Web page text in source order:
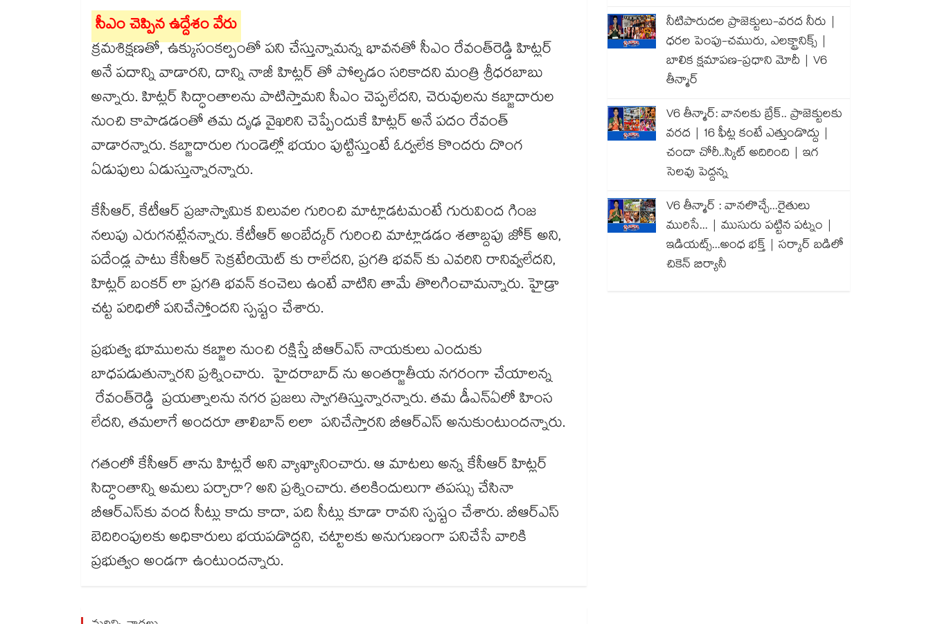
సీఎం చెప్పిన ఉద్దేశం వేరు
క్రమ‌‌‌‌శిక్షణ‌‌‌‌తో, ఉక్కుసంకల్పంతో పని చేస్తున్నామన్న భావనతో సీఎం రేవంత్​రెడ్డి హిట్లర్
అనే ప‌‌‌‌దాన్ని వాడారని, దాన్ని నాజీ హిట్లర్ తో పోల్చడం స‌‌‌‌రికాదని మంత్రి శ్రీధరబాబు
అన్నారు. హిట్లర్ సిద్ధాంతాల‌‌‌‌ను పాటిస్తామ‌‌‌‌ని సీఎం చెప్పలేదని, చెరువుల‌‌‌‌ను క‌‌‌‌బ్జాదారుల‌‌‌‌
నుంచి కాపాడడంతో తమ దృఢ వైఖరిని చెప్పేందుకే హిట్లర్ అనే ప‌‌‌‌దం రేవంత్
వాడారన్నారు. క‌‌‌‌బ్జాదారుల గుండెల్లో భ‌‌‌‌యం పుట్టిస్తుంటే ఓర్వలేక కొంద‌‌‌‌రు దొంగ
ఏడుపులు ఏడుస్తున్నారన్నారు.
కేసీఆర్, కేటీఆర్ ప్రజాస్వామిక విలువల గురించి మాట్లాడటమంటే గురువింద గింజ
న‌‌‌‌లుపు ఎరుగ‌‌‌‌న‌‌‌‌ట్లేనన్నారు. కేటీఆర్ అంబేద్కర్ గురించి మాట్లాడడం శ‌‌‌‌తాబ్దపు జోక్ అని,
పదేండ్ల పాటు కేసీఆర్ సెక్రటేరియెట్ కు రాలేదని, ప్రగ‌‌‌‌తి భ‌‌‌‌వ‌‌‌‌న్ కు ఎవ‌‌‌‌రిని రానివ్వలేదని,
హిట్లర్ బంక‌‌‌‌ర్ లా ప్రగ‌‌‌‌తి భ‌‌‌‌వ‌‌‌‌న్ కంచెలు ఉంటే వాటిని తామే తొల‌‌‌‌గించామన్నారు. హైడ్రా
చ‌‌‌‌ట్ట ప‌‌‌‌రిధిలో ప‌‌‌‌నిచేస్తోందని స్పష్టం చేశారు.
ప్రభుత్వ భూముల‌‌‌‌ను క‌‌‌‌బ్జాల నుంచి ర‌‌‌‌క్షిస్తే బీఆర్ఎస్ నాయ‌‌‌‌కులు ఎందుకు
బాధ‌‌‌‌ప‌‌‌‌డుతున్నారని ప్రశ్నించారు. హైద‌‌‌‌రాబాద్ ను అంత‌‌‌‌ర్జాతీయ న‌‌‌‌గ‌‌‌‌రంగా చేయాలన్న
రేవంత్​రెడ్డి ప్రయ‌‌‌‌త్నాల‌‌‌‌ను న‌‌‌‌గ‌‌‌‌ర ప్రజ‌‌‌‌లు స్వాగతిస్తున్నారన్నారు. తమ డీఎన్ఏలో హింస
లేదని, తమలాగే అందరూ తాలిబాన్ లలా ప‌‌‌‌నిచేస్తారని బీఆర్ఎస్ అనుకుంటుందన్నారు.
గ‌‌‌‌తంలో కేసీఆర్ తాను హిట్లరే అని వ్యాఖ్యానించారు. ఆ మాట‌‌‌‌లు అన్న కేసీఆర్ హిట్లర్
సిద్ధాంతాన్ని అమ‌‌‌‌లు ప‌‌‌‌ర్చారా? అని ప్రశ్నించారు. తలకిందులుగా తపస్సు చేసినా
బీఆర్ఎస్⁬కు వంద సీట్లు కాదు కాదా, పది సీట్లు కూడా రావని స్పష్టం చేశారు. బీఆర్ఎస్
బెదిరింపులకు అధికారులు భయపడొద్దని, చట్టాలకు అనుగుణంగా పనిచేసే వారికి
ప్రభుత్వం అండగా ఉంటుందన్నారు.
నీటిపారుదల ప్రాజెక్టులు-వరద నీరు |
ధరల పెంపు-చమురు, ఎలక్ట్రానిక్స్ |
బాలిక క్షమాపణ-ప్రధాని మోదీ | V6
తీన్మార్
V6 తీన్మార్: వానలకు బ్రేక్.. ప్రాజెక్టులకు
వరద | 16 ఫీట్ల కంటే ఎత్తుండొద్దు |
చందా చోరీ..స్కిట్ అదిరింది | ఇగ
సెలవు పెద్దన్న
V6 తీన్మార్ : వానలొచ్చే...రైతులు
మురిసే... | ముసురు పట్టిన పట్నం |
ఇడియట్స్...అంధ భక్త్ | సర్కార్ బడిలో
చికెన్ బిర్యానీ